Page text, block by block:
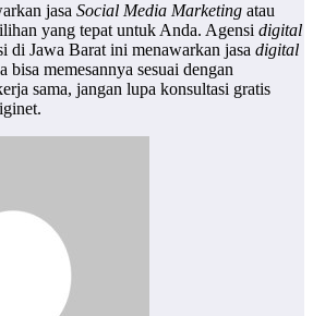
jasa Social Media Marketing atau
yang tepat untuk Anda. Agensi digital
di Jawa Barat ini menawarkan jasa digital
bisa memesannya sesuai dengan
sama, jangan lupa konsultasi gratis